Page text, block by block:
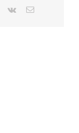
Pinterest
Vk Email: